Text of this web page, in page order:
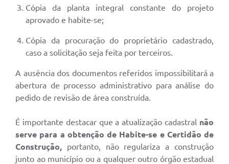
Cópia da planta integral constante do projeto
aprovado e habite-se;
Cópia da procuração do proprietário cadastrado,
caso a solicitação seja feita por terceiros.
A ausência dos documentos referidos impossibilitará a
abertura de processo administrativo para análise do
pedido de revisão de área construída.
É importante destacar que a atualização cadastral não
serve para a obtenção de Habite-se e Certidão de
Construção,
portanto, não regulariza a construção
junto ao município ou a qualquer outro órgão estadual